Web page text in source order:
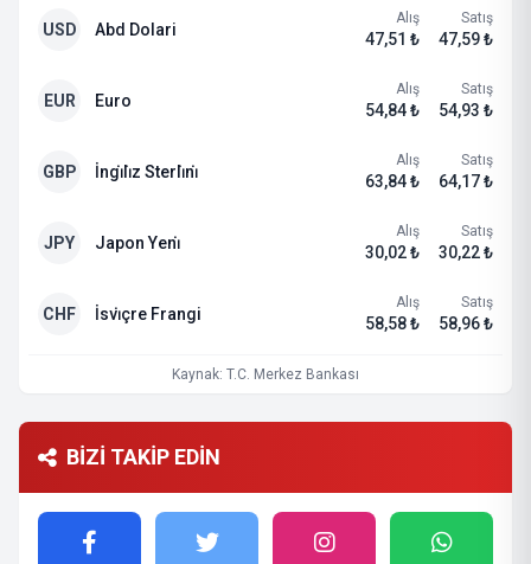
USD Abd Dolari
Alış
47,51 ₺
Satış
47,59 ₺
EUR Euro
Alış
54,84 ₺
Satış
54,93 ₺
GBP İngi̇li̇z Sterli̇ni̇
Alış
63,84 ₺
Satış
64,17 ₺
JPY Japon Yeni̇
Alış
30,02 ₺
Satış
30,22 ₺
CHF İsvi̇çre Frangi
Alış
58,58 ₺
Satış
58,96 ₺
Kaynak: T.C. Merkez Bankası
BİZİ TAKİP EDİN